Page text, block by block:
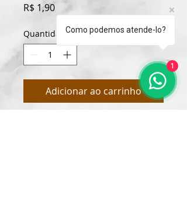
R$ 1,90Preço
Quantidade *
Adicionar ao carrinho
Como podemos atende-lo?
1